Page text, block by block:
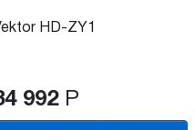
HD-ZY1
992 Р